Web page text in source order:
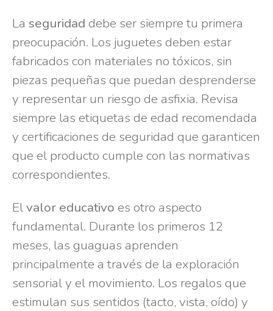
La seguridad debe ser siempre tu primera
preocupación. Los juguetes deben estar
fabricados con materiales no tóxicos, sin
piezas pequeñas que puedan desprenderse
y representar un riesgo de asfixia. Revisa
siempre las etiquetas de edad recomendada
y certificaciones de seguridad que garanticen
que el producto cumple con las normativas
correspondientes.
Elvalor educativo es otro aspecto
fundamental. Durante los primeros 12
meses, las guaguas aprenden
principalmente a través de la exploración
sensorial y el movimiento. Los regalos que
estimulan sus sentidos (tacto, vista, oído) y